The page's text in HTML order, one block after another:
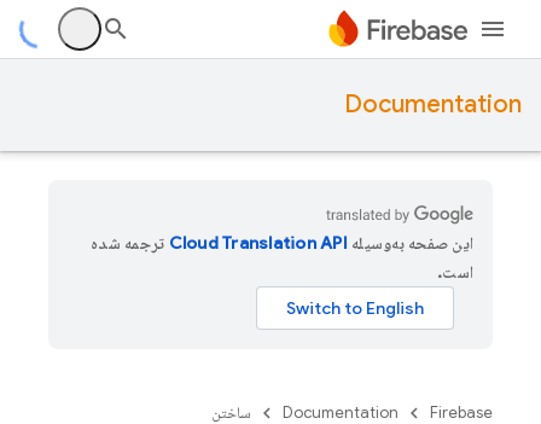
Documentation
این صفحه به‌وسیله
ترجمه شده
است.
Firebase
Documentation ساختن